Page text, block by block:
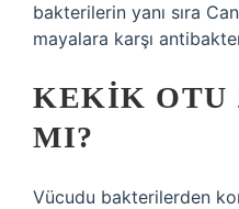
bakterilerin yanı sıra
mayalara karşı
KEKIK OTU
MI?
Vücudu bakterilerden